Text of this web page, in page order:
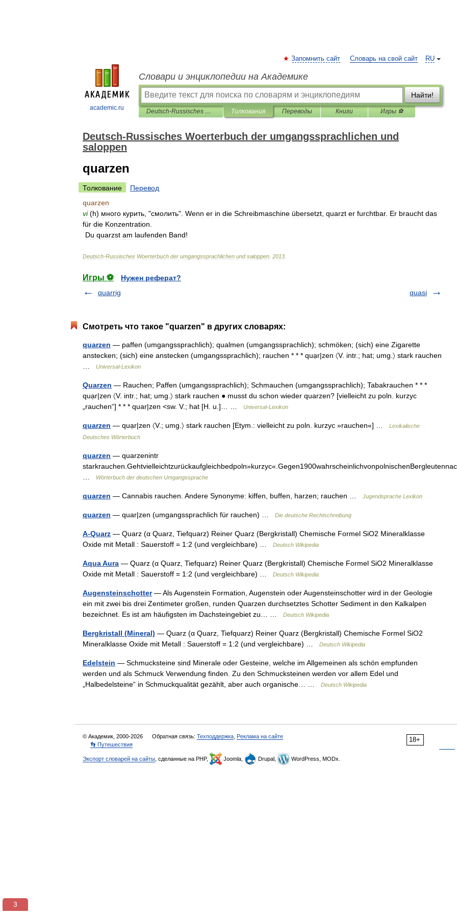
academic.ru
RU
Запомнить сайт Словарь на свой сайт
Словари и энциклопедии на Академике
Найти!
Deutsch-Russisches Woerterbuch der umgangssprachlichen und saloppen Толкования Переводы Книги Игры ⚽
Deutsch-Russisches Woerterbuch der umgangssprachlichen und
saloppen
quarzen
Толкование
Перевод
quarzen
vi (h) много курить , "смолить". Wenn er in die Schreibmaschine übersetzt quarzt er furchtbar. Er braucht das
für die Konzentration
Du quarzst am laufenden Band!
Deutsch-Russisches Woerterbuch der umgangssprachlichen und saloppen 2013
Игры ⚽
Нужен реферат?
quarrig
quasi
Смотреть что такое "quarzen" в других словарях:
quarzen — paffen (umgangssprachlich); qualmen (umgangssprachlich); schmöken; (sich) eine Zigarette
anstecken; (sich) eine anstecken (umgangssprachlich); rauchen * * * quạr|zen 〈V. intr.; hat; umg.〉 stark rauchen
Universal-Lexikon
Quarzen — Rauchen; Paffen (umgangssprachlich); Schmauchen (umgangssprachlich); Tabakrauchen * * *
quạr|zen 〈V. intr.; hat; umg.〉 stark rauchen ● musst du schon wieder quarzen? [vielleicht zu poln. kurzyc
„rauchen“] * * * quar|zen <sw. V.; hat [H. u.]… …
Universal-Lexikon
quarzen — quạr|zen 〈V.; umg.〉 stark rauchen [Etym.: vielleicht zu poln. kurzyc »rauchen«] …
Lexikalische
Deutsches Wörterbuch
quarzen — quarzenintr
Wörterbuch der deutschen Umgangssprache
quarzen — Cannabis rauchen. Andere Synonyme: kiffen, buffen, harzen; rauchen … Jugendsprache Lexikon
quarzen — quar|zen (umgangssprachlich für rauchen) … Die deutsche Rechtschreibung
A-Quarz — Quarz (α Quarz, Tiefquarz) Reiner Quarz (Bergkristall) Chemische Formel SiO2 Mineralklasse
Oxide mit Metall : Sauerstoff = 1:2 (und vergleichbare) …
Deutsch Wikipedia
Aqua Aura — Quarz (α Quarz, Tiefquarz) Reiner Quarz (Bergkristall) Chemische Formel SiO2 Mineralklasse
Oxide mit Metall : Sauerstoff = 1:2 (und vergleichbare) …
Deutsch Wikipedia
Augensteinschotter— Als Augenstein Formation, Augenstein oder Augensteinschotter wird in der Geologie
ein mit zwei bis drei Zentimeter großen, runden Quarzen durchsetztes Schotter Sediment in den Kalkalpen
bezeichnet. Es ist am häufigsten im Dachsteingebiet zu… …
Deutsch Wikipedia
Bergkristall (Mineral) — Quarz (α Quarz, Tiefquarz) Reiner Quarz (Bergkristall) Chemische Formel SiO2
Mineralklasse Oxide mit Metall : Sauerstoff = 1:2 (und vergleichbare) …
Deutsch Wikipedia
Edelstein — Schmucksteine sind Minerale oder Gesteine, welche im Allgemeinen als schön empfunden
werden und als Schmuck Verwendung finden. Zu den Schmucksteinen werden vor allem Edel und
„Halbedelsteine“ in Schmuckqualität gezählt, aber auch organische… …
Deutsch Wikipedia
18+
© Академик, 2000-2026 Обратная связь: Техподдержка Реклама на сайте
👣 Путешествия
Экспорт словарей на сайты , сделанные на PHP, Joomla, Drupal, WordPress, MODx.
3